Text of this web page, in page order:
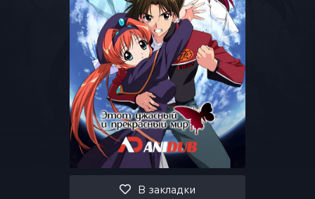
Запомнить
ВОЙТИ НА САЙТ
Регистрация Восстановить пароль
Или войти через
В закладки